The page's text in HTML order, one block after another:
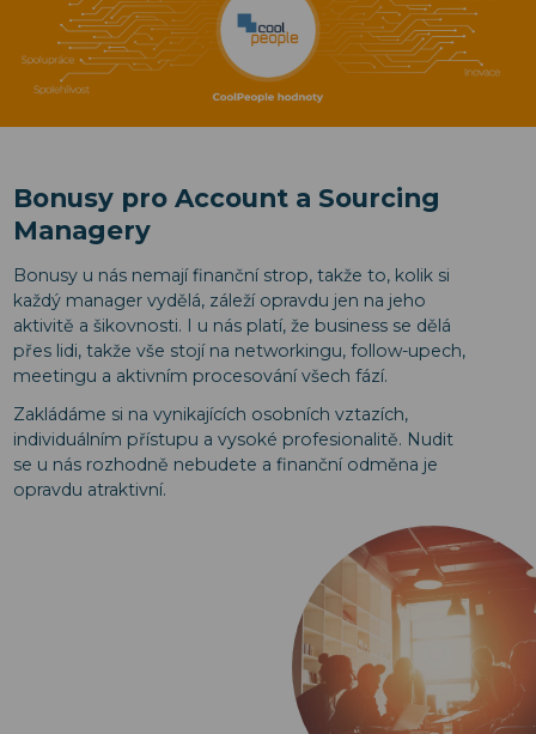
Bonusy pro Account a Sourcing
Managery
Bonusy u nás nemají finanční strop, takže to, kolik si
každý manager vydělá, záleží opravdu jen na jeho
aktivitě a šikovnosti. I u nás platí, že business se dělá
přes lidi, takže vše stojí na networkingu, follow-upech,
meetingu a aktivním procesování všech fází.
Zakládáme si na vynikajících osobních vztazích,
individuálním přístupu a vysoké profesionalitě. Nudit
se u nás rozhodně nebudete a finanční odměna je
opravdu atraktivní.